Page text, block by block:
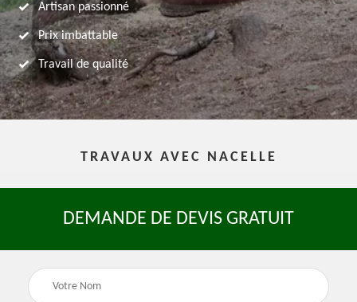
Artisan passionné
Prix imbattable
Travail de qualité
TRAVAUX AVEC NACELLE
DEMANDE DE DEVIS GRATUIT